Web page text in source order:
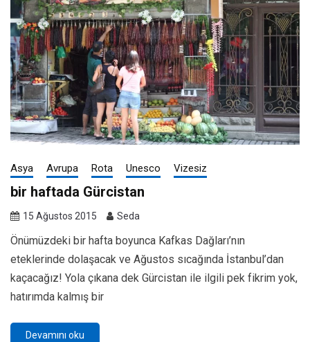
Asya Avrupa Rota Unesco Vizesiz
bir haftada Gürcistan
15 Ağustos 2015 Seda
Önümüzdeki bir hafta boyunca Kafkas Dağları’nın
eteklerinde dolaşacak ve Ağustos sıcağında İstanbul’dan
kaçacağız! Yola çıkana dek Gürcistan ile ilgili pek fikrim yok,
hatırımda kalmış bir
Devamını oku